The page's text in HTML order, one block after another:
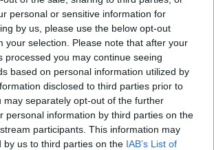
personal or sensitive information for
by us, please use the below opt-out
your selection. Please note that after your
processed you may continue seeing
based on personal information utilized by
disclosed to third parties prior to
may separately opt-out of the further
personal information by third parties on the
participants. This information may
by us to third parties on the IAB’s List of
Har du gløymt passordet?